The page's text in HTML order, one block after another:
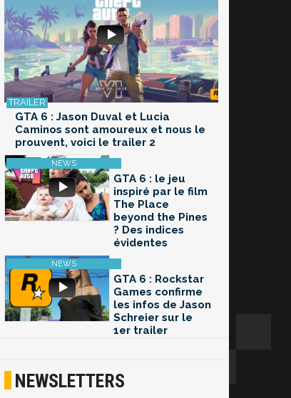
GTA 6 : Jason Duval et Lucia
Caminos sont amoureux et nous le
prouvent, voici le trailer 2
GTA 6 : le jeu
inspiré par le film
The Place
beyond the Pines
? Des indices
évidentes
GTA 6 : Rockstar
Games confirme
les infos de Jason
Schreier sur le
1er trailer
NEWSLETTERS